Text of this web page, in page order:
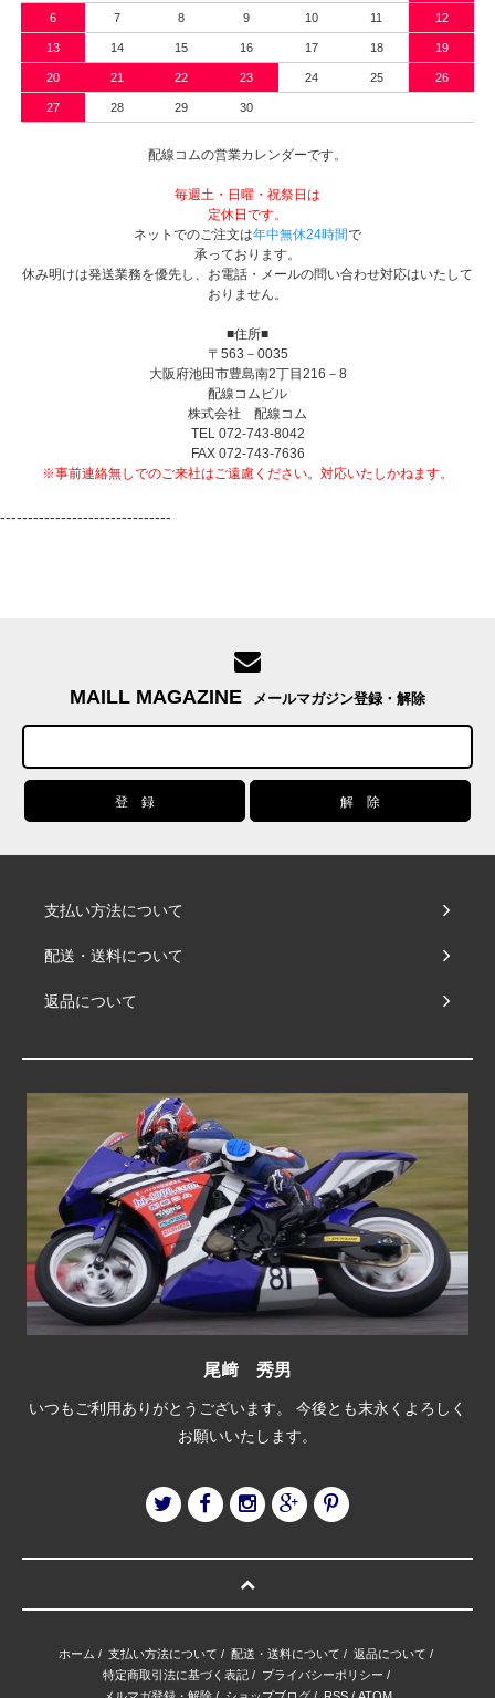
6 7 8 9 10 11 12
13 14 15 16 17 18 19
20 21 22 23 24 25 26
27 28 29 30
配線コムの営業カレンダーです。
毎週土・日曜・祝祭日は
定休日です。
ネットでのご注文は年中無休24時間で
承っております。
休み明けは発送業務を優先し、お電話・メールの問い合わせ対応はいたして
おりません。
■住所■
〒563－0035
大阪府池田市豊島南2丁目216－8
配線コムビル
株式会社 配線コム
TEL 072-743-8042
FAX 072-743-7636
※事前連絡無しでのご来社はご遠慮ください。対応いたしかねます。
-------------------------------
MAILL MAGAZINE メールマガジン登録・解除
支払い方法について
配送・送料について
返品について
尾﨑 秀男
いつもご利用ありがとうございます。 今後とも末永くよろしく
お願いいたします。
ホーム / 支払い方法について / 配送・送料について / 返品について /
特定商取引法に基づく表記/ プライバシーポリシー /